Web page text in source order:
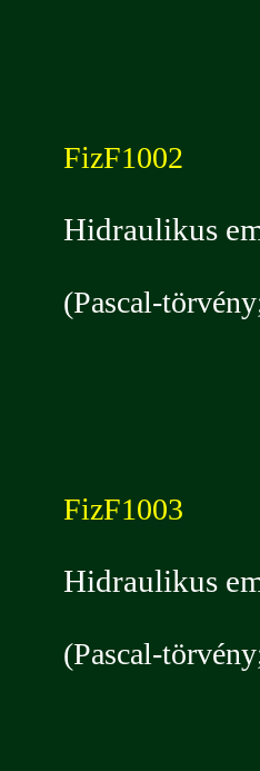
FizF1002
Hidraulikus
(Pascal-
FizF1003
Hidraulikus
(Pascal-